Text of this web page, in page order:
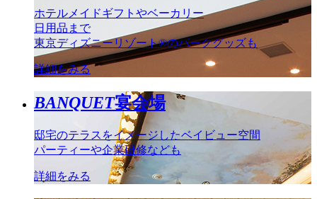
ホテルメイドギフトやベーカリー
日用品まで
東京ディズニーリゾート®のパークグッズも
詳細をみる
BANQUET宴会場
邸宅のテラスをイメージしたベイビュー空間
パーティーや企業研修なども
詳細をみる